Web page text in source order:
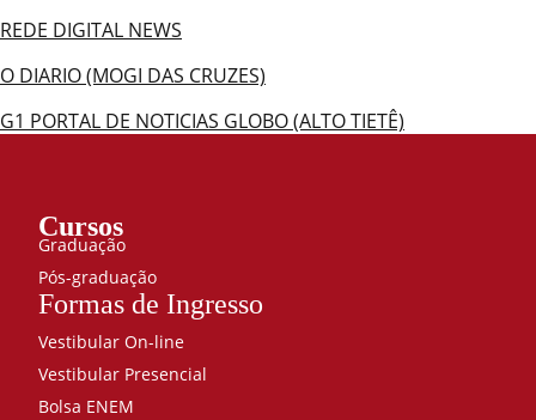
REDE DIGITAL NEWS
O DIARIO (MOGI DAS CRUZES)
G1 PORTAL DE NOTICIAS GLOBO (ALTO TIETÊ)
Cursos
Graduação
Pós-graduação
Formas de Ingresso
Vestibular On-line
Vestibular Presencial
Bolsa ENEM